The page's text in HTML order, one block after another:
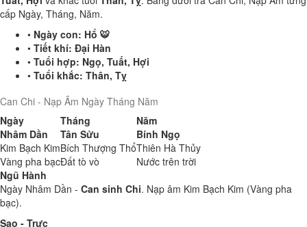
cấp Ngày, Tháng, Năm.
• Ngày con: Hổ 🐯
• Tiết khí: Đại Hàn
• Tuổi hợp: Ngọ, Tuất, Hợi
• Tuổi khắc: Thân, Tỵ
Can Chi - Nạp Âm Ngày Tháng Năm
Ngày
Tháng
Năm
Nhâm Dần
Tân Sửu
Bính Ngọ
Kim Bạch KimBích Thượng ThổThiên Hà Thủy
Vàng pha bạcĐất tò vò
Nước trên trời
Ngũ Hành
Ngày Nhâm Dần - Can sinh Chi. Nạp âm Kim Bạch Kim (Vàng pha
bạc).
Sao - Trực